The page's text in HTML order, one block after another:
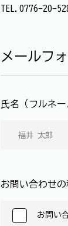
TEL.0776-20-
メールフ
氏名（フルネ
お問い合わせ
お問い